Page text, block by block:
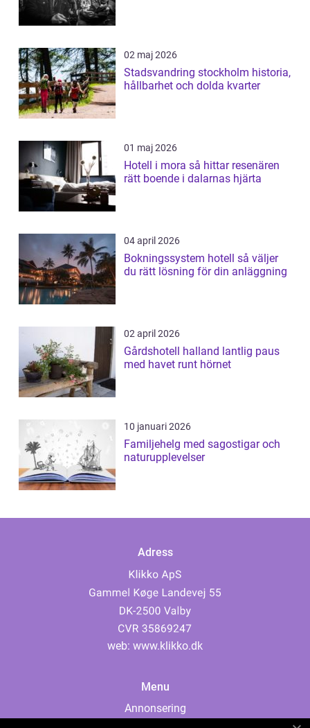
02 maj 2026
Stadsvandring stockholm historia,
hållbarhet och dolda kvarter
01 maj 2026
Hotell i mora så hittar resenären
rätt boende i dalarnas hjärta
04 april 2026
Bokningssystem hotell så väljer
du rätt lösning för din anläggning
02 april 2026
Gårdshotell halland lantlig paus
med havet runt hörnet
10 januari 2026
Familjehelg med sagostigar och
naturupplevelser
Adress
web: www.klikko.dk
Menu
Annonsering